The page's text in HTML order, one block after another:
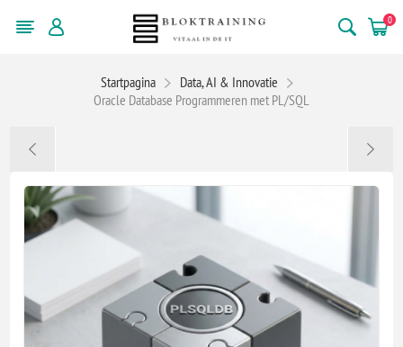
0
Startpagina
Data, AI & Innovatie
Oracle Database Programmeren met PL/SQL